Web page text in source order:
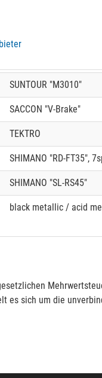
SUNTOUR "M3010"
SACCON "V-Brake"
TEKTRO
SHIMANO "RD-FT35",
SHIMANO "SL-RS45"
black metallic / acid
es sich um die